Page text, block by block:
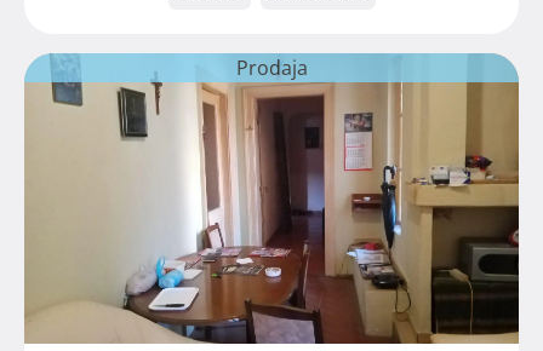
Prodaja